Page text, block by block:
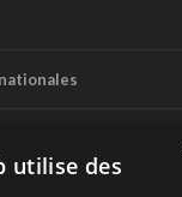
utilise des